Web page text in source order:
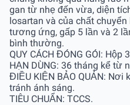
gan từ nhẹ đến vừa, diện
losartan và của chất
tương ứng, gấp 5 lần và 2
bình thường.
QUY CÁCH ĐÓNG GÓI: Hộp
HẠN DÙNG: 36 tháng kể từ
ĐIỀU KIỆN BẢO QUẢN: Nơi
tránh ánh sáng.
TIÊU CHUẨN: TCCS.